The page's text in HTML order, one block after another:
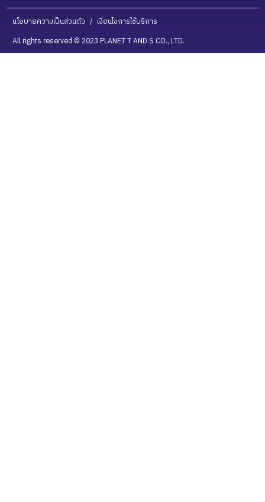
นโยบายความเป็นส่วนตัว / เงื่อนไขการใช้บริการ
All rights reserved © 2023 PLANET T AND S CO., LTD.